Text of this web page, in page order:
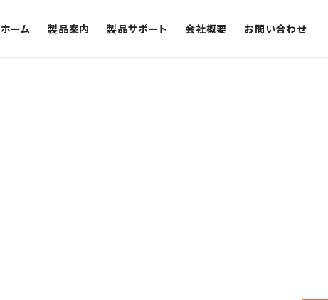
ホーム 製品案内 製品サポート 会社概要 お問い合わせ